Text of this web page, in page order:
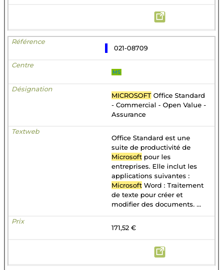
021-08709
MS
MICROSOFT Office Standard
- Commercial - Open Value -
Assurance
Office Standard est une
suite de productivité de
Microsoft pour les
entreprises. Elle inclut les
applications suivantes :
Microsoft Word : Traitement
de texte pour créer et
modifier des documents. ...
171,52 €